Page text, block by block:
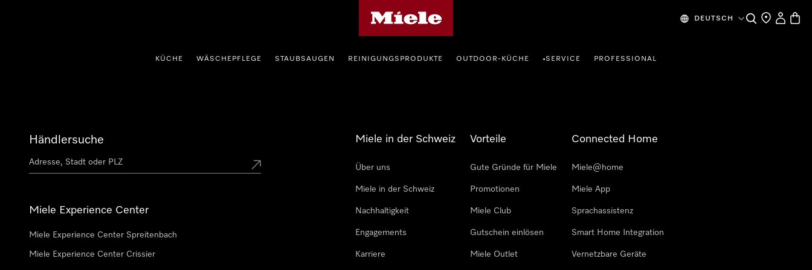
DEUTSCH SucheHändlersuche
Mein
KÜCHE WÄSCHEPFLEGE STAUBSAUGEN REINIGUNGSPRODUKTE OUTDOOR-KÜCHE •SERVICE PROFESSIONAL
Händlersuche
Miele Experience Center
Miele Experience Center Spreitenbach
Miele Experience Center Crissier
Miele in der Schweiz
Über uns
Miele in der Schweiz
Nachhaltigkeit
Engagements
Karriere
Vorteile
Gute Gründe für Miele
Promotionen
Miele Club
Gutschein einlösen
Miele Outlet
Connected Home
Miele@home
Miele App
Sprachassistenz
Smart Home Integration
Vernetzbare Geräte